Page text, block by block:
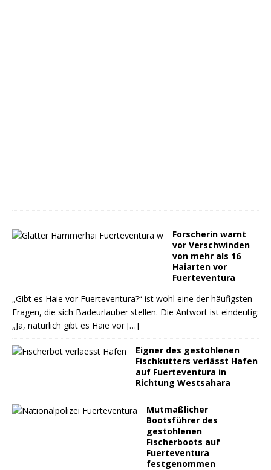
Forscherin warnt
vor Verschwinden
von mehr als 16
Haiarten vor
Fuerteventura
„Gibt es Haie vor Fuerteventura?“ ist wohl eine der häufigsten
Fragen, die sich Badeurlauber stellen. Die Antwort ist eindeutig:
„Ja, natürlich gibt es Haie vor[…]
Eigner des gestohlenen
Fischkutters verlässt Hafen
auf Fuerteventura in
Richtung Westsahara
Mutmaßlicher
Bootsführer des
gestohlenen
Fischerboots auf
Fuerteventura
festgenommen